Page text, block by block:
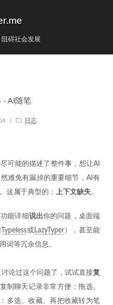
碍社会发展
- AI随笔
日志
可能的描述了整件事，想让AI
难免有漏掉的重要细节，AI有
这属于典型的： 上下文缺失。
能详细说出你的问题，桌面端
Typeless或LazyTyper），甚至能
词等冗余信息。
论过这个问题了，试试直接复
制聊天记录非常方便：拖选、
多选、收藏、再把收藏转为笔